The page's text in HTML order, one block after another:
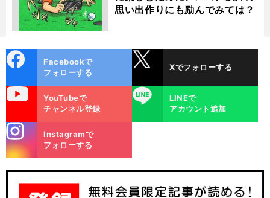
思い出作りにも励んでみては？
ok
Facebookで
フォローする
Xでフォローする
YouTubeで
チャンネル登録
LINE
LINEで
アカウント追加
m
Instagramで
フォローする